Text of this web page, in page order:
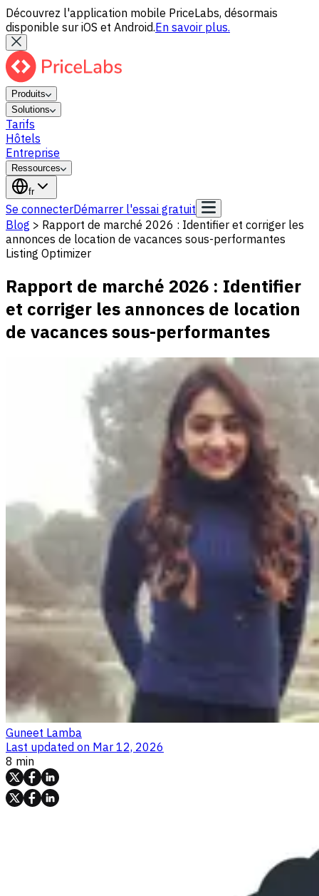
Découvrez l'application mobile PriceLabs, désormais
disponible sur iOS et Android.En savoir plus.
Produits
Solutions
Tarifs
Hôtels
Entreprise
Ressources
fr
Se connecterDémarrer l'essai gratuit
Blog > Rapport de marché 2026 : Identifier et corriger les
annonces de location de vacances sous-performantes
Listing Optimizer
Rapport de marché 2026 : Identifier
et corriger les annonces de location
de vacances sous-performantes
Guneet Lamba
Last updated on Mar 12, 2026
8 min